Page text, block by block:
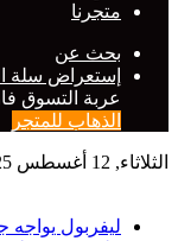
متجرنا
بحث عن
إستعراض سلة
عربة التسوق
الذهاب للمتجر
الثلاثاء, 12 أغسطس 2025
ليفربول يواجه